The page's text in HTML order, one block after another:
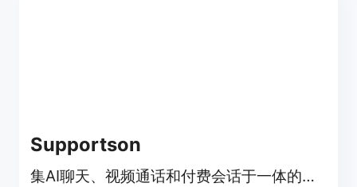
Supportson
集AI聊天、视频通话和付费会话于一体的支持小部件，企业级支持仅需1/4价格。